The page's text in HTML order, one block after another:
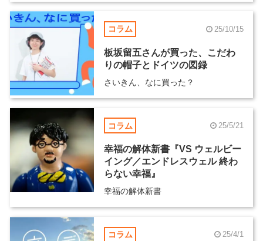
コラム 25/10/15
板坂留五さんが買った、こだわ
りの帽子とドイツの図録
さいきん、なに買った？
コラム 25/5/21
幸福の解体新書『VS ウェルビー
イング／エンドレスウェル 終わ
らない幸福』
幸福の解体新書
コラム 25/4/1